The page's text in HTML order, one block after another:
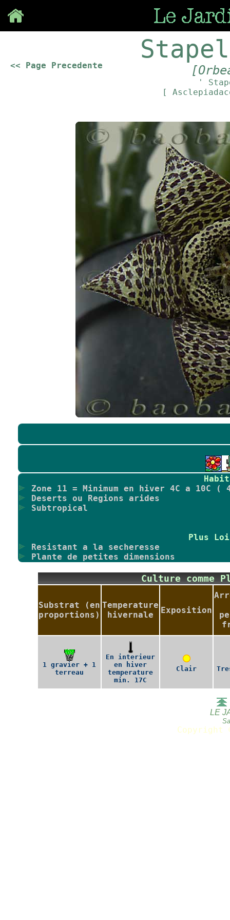
<< Page Precedente
'
[
Zone 11 = Minimum en hiver 4C a 10C (
Deserts ou Regions arides
Subtropical
Plus
Resistant a la secheresse
Plante de petites dimensions
Culture
Substrat (en
proportions)
Temperature
hivernale
Exposition
1 gravier + 1
terreau
En interieur
en hiver
temperature
min. 17C
Clair
LE
Copyright